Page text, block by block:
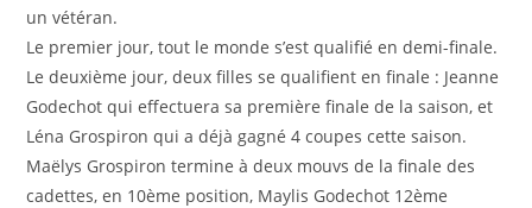
un vétéran.
Le premier jour, tout le monde s’est qualifié en demi-finale.
Le deuxième jour, deux filles se qualifient en finale : Jeanne
Godechot qui effectuera sa première finale de la saison, et
Léna Grospiron qui a déjà gagné 4 coupes cette saison.
Maëlys Grospiron termine à deux mouvs de la finale des
cadettes, en 10ème position, Maylis Godechot 12ème